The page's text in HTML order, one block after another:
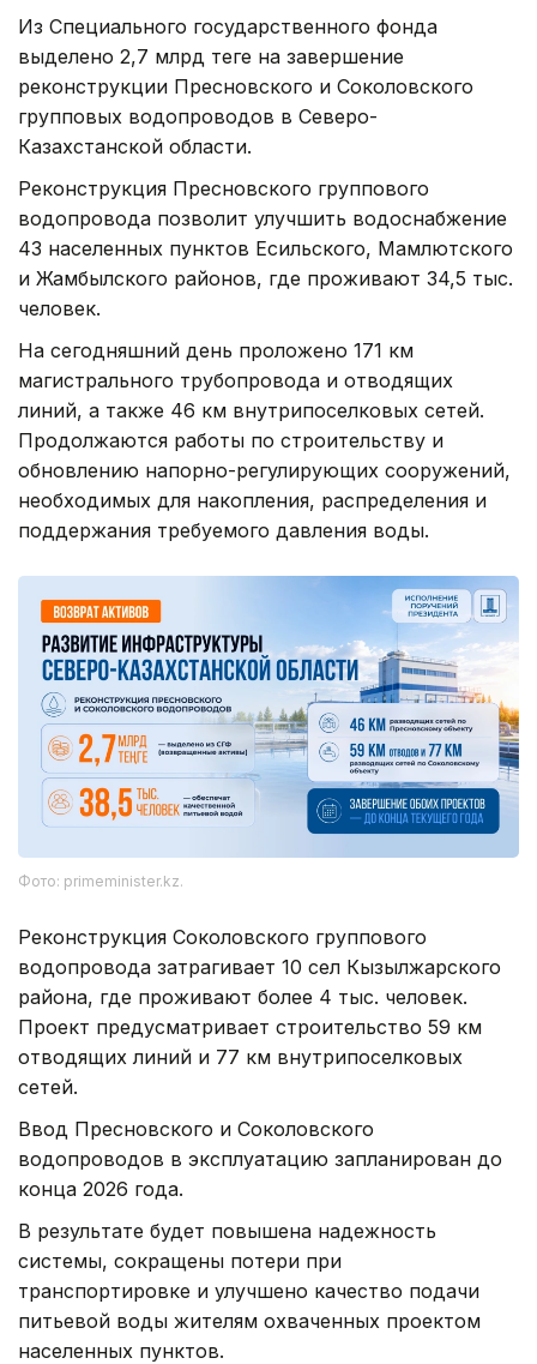
Из Специального государственного фонда
выделено 2,7 млрд теңге на завершение
реконструкции Пресновского и Соколовского
групповых водопроводов в Северо-
Казахстанской области.
Реконструкция Пресновского группового
водопровода позволит улучшить водоснабжение
43 населенных пунктов Есильского, Мамлютского
и Жамбылского районов, где проживают 34,5 тыс.
человек.
На сегодняшний день проложено 171 км
магистрального трубопровода и отводящих
линий, а также 46 км внутрипоселковых сетей.
Продолжаются работы по строительству и
обновлению напорно-регулирующих сооружений,
необходимых для накопления, распределения и
поддержания требуемого давления воды.
Фото: primeminister.kz.
Реконструкция Соколовского группового
водопровода затрагивает 10 сел Кызылжарского
района, где проживают более 4 тыс. человек.
Проект предусматривает строительство 59 км
отводящих линий и 77 км внутрипоселковых
сетей.
Ввод Пресновского и Соколовского
водопроводов в эксплуатацию запланирован до
конца 2026 года.
В результате будет повышена надежность
системы, сокращены потери при
транспортировке и улучшено качество подачи
питьевой воды жителям охваченных проектом
населенных пунктов.